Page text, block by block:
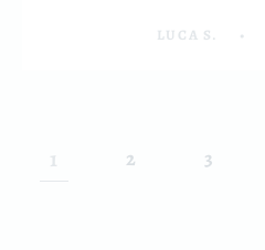
LUCA S.
1 2 3